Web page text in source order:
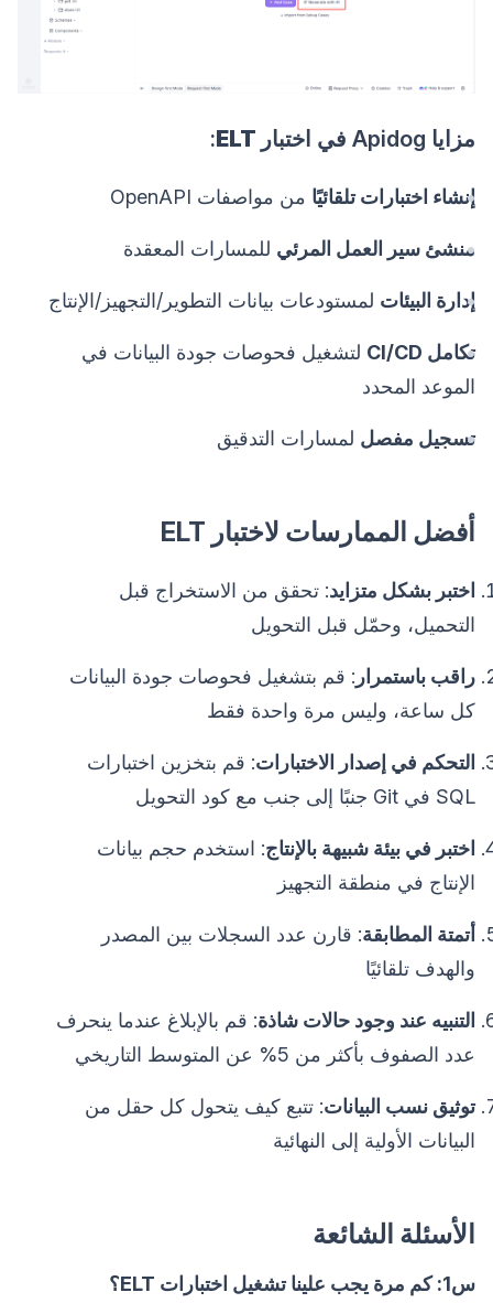
مزايا Apidog في اختبار ELT :
إنشاء اختبارات تلقائيًا من مواصفات OpenAPI
منشئ سير العمل المرئي للمسارات المعقدة
إدارة البيئات لمستودعات بيانات التطوير/التجهيز/الإنتاج
تكامل CI/CD
لتشغيل فحوصات جودة البيانات في
الموعد المحدد
تسجيل مفصل لمسارات التدقيق
أفضل الممارسات لاختبار ELT
اختبر بشكل متزايد: تحقق من الاستخراج قبل
التحميل، وحمّل قبل التحويل
راقب باستمرار : قم بتشغيل فحوصات جودة البيانات
كل ساعة، وليس مرة واحدة فقط
التحكم في إصدار الاختبارات: قم بتخزين اختبارات
SQL في Git جنبًا إلى جنب مع كود التحويل
اختبر في بيئة شبيهة بالإنتاج: استخدم حجم بيانات
الإنتاج في منطقة التجهيز
أتمتة المطابقة: قارن عدد السجلات بين المصدر
والهدف تلقائيًا
التنبيه عند وجود حالات شاذة: قم بالإبلاغ عندما ينحرف
عدد الصفوف بأكثر من 5% عن المتوسط التاريخي
توثيق نسب البيانات: تتبع كيف يتحول كل حقل من
البيانات الأولية إلى النهائية
الأسئلة الشائعة
س1: كم مرة يجب علينا تشغيل اختبارات ELT؟